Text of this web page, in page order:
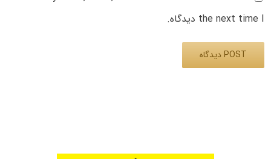
the next time I دیدگاه.